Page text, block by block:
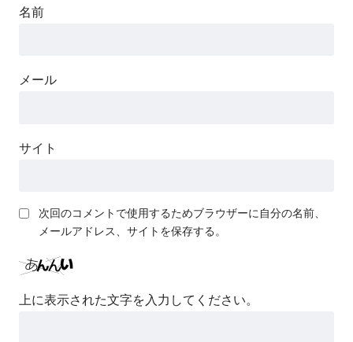
名前
メール
サイト
次回のコメントで使用するためブラウザーに自分の名前、
メールアドレス、サイトを保存する。
上に表示された文字を入力してください。